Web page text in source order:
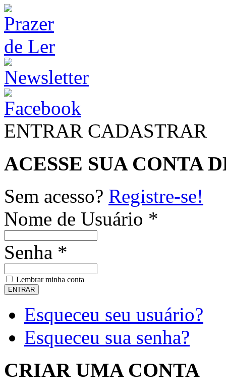
ENTRAR CADASTRAR
ACESSE SUA CONTA
Sem acesso? Registre-se!
Nome de Usuário *
Senha *
Lembrar minha conta
Esqueceu seu usuário?
Esqueceu sua senha?
CRIAR UMA CONTA